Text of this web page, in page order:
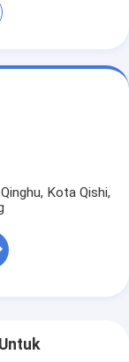
Kota Qishi,